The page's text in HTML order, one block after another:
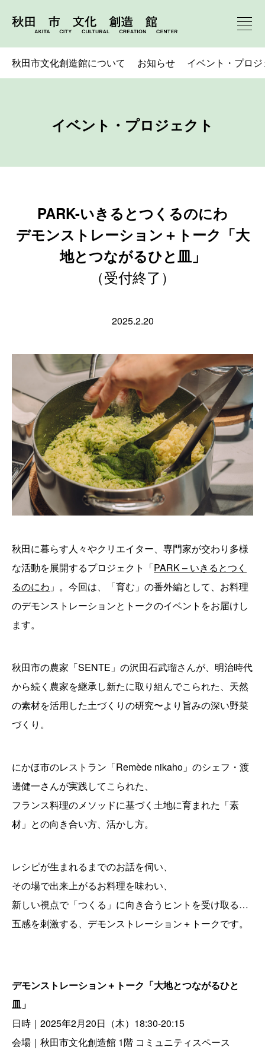
秋田市文化創造館について お知らせ イベント・プロ
イベント・プロジェクト
PARK-いきるとつくるのにわ
デモンストレーション＋トーク「大
地とつながるひと皿」
（受付終了）
2025.2.20
秋田に暮らす人々やクリエイター、専門家が交わり多様
な活動を展開するプロジェクト「PARK – いきるとつく
るのにわ 」。今回は、「育む」の番外編として、お料理
のデモンストレーションとトークのイベントをお届けし
ます。
秋田市の農家「SENTE」の沢田石武瑠さんが、明治時代
から続く農家を継承し新たに取り組んでこられた、天然
の素材を活用した土づくりの研究〜より旨みの深い野菜
づくり。
にかほ市のレストラン「Remède nikaho」のシェフ・渡
邊健一さんが実践してこられた、
フランス料理のメソッドに基づく土地に育まれた「素
材」との向き合い方、活かし方。
レシピが生まれるまでのお話を伺い、
その場で出来上がるお料理を味わい、
新しい視点で「つくる」に向き合うヒントを受け取る…
五感を刺激する、デモンストレーション＋トークです。
デモンストレーション＋トーク「大地とつながるひと
皿」
日時｜2025年2月20日（木）18:30-20:15
会場｜秋田市文化創造館 1階 コミュニティスペース